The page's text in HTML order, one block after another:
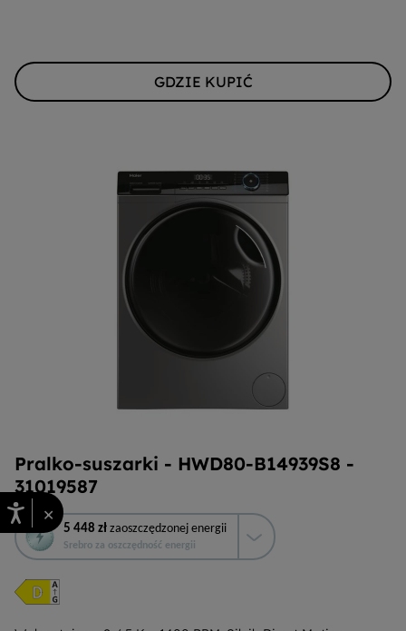
GDZIE KUPIĆ
Pralko-suszarki - HWD80-B14939S8 -
31019587
5 448 zł zaoszczędzonej energii
Srebro za oszczędność energii
To
działanie
otworzy
narzędzie
do
×